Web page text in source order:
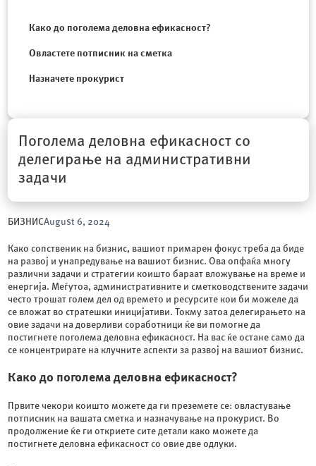
Како до поголема деловна ефикасност?
Овластете потписник на сметка
Назначете прокурист
Поголема деловна ефикасност со
делегирање на административни
задачи
БИЗНИСAugust 6, 2024
Како сопственик на бизнис, вашиот примарен фокус треба да биде
на развој и унапредување на вашиот бизнис. Ова опфаќа многу
различни задачи и стратегии коишто бараат вложување на време и
енергија. Меѓутоа, административните и сметководствените задачи
често трошат голем дел од времето и ресурсите кои би можеле да
се вложат во стратешки иницијативи. Токму затоа делегирањето на
овие задачи на доверливи соработници ќе ви помогне да
постигнете поголема деловна ефикасност. На вас ќе остане само да
се концентрирате на клучните аспекти за развој на вашиот бизнис.
Како до поголема деловна ефикасност?
Првите чекори коишто можете да ги преземете се: овластување
потписник на вашата сметка и назначување на прокурист. Во
продолжение ќе ги откриете сите детали како можете да
постигнете деловна ефикасност со овие две одлуки.